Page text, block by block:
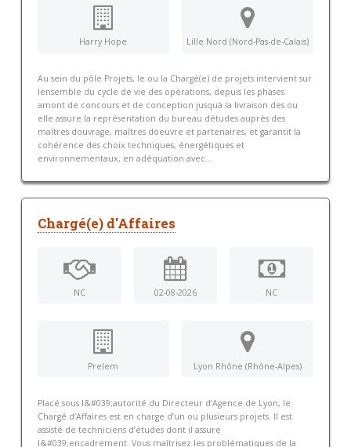
Harry Hope Lille Nord (Nord-Pas-de-Calais)
Au sein du pôle Projets, le ou la Chargé(e) de projets intervient sur
lensemble du cycle de vie des opérations, depuis les phases
amont de concours et de conception jusquà la livraison des ou
elle assure la représentation du bureau détudes auprès des
maîtres douvrage, maîtres doeuvre et partenaires, et garantit la
cohérence des choix techniques, énergétiques et
environnementaux, en adéquation avec...
Chargé(e) d'Affaires
NC 02-08-2026 NC
Prelem Lyon Rhône (Rhône-Alpes)
Placé sous l&#039;autorité du Directeur d’Agence de Lyon, le
Chargé d’Affaires est en charge d’un ou plusieurs projets. Il est
assisté de techniciens d’études dont il assure
l&#039;encadrement. Vous maîtrisez les problématiques de la